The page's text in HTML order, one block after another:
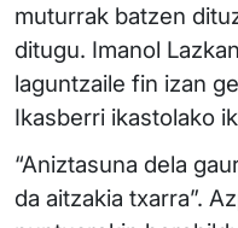
muturrak batzen
ditugu. Imanol
laguntzaile fin izan
Ikasberri ikastolako
“Aniztasuna dela
da aitzakia txarra”.